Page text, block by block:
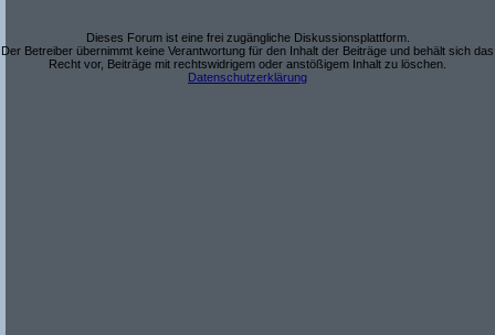
Dieses Forum ist eine frei zugängliche Diskussionsplattform.
Der Betreiber übernimmt keine Verantwortung für den Inhalt der Beiträge und behält sich das
Recht vor, Beiträge mit rechtswidrigem oder anstößigem Inhalt zu löschen.
Datenschutzerklärung